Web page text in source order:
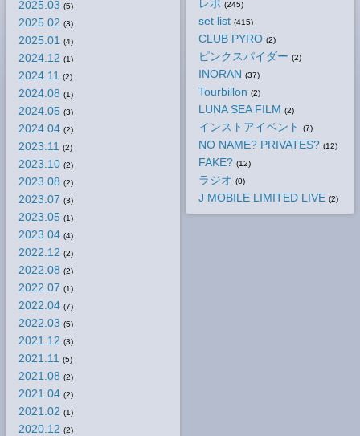
2025.03 (5)
2025.02 (3)
2025.01 (4)
2024.12 (1)
2024.11 (2)
2024.08 (1)
2024.05 (3)
2024.04 (2)
2023.11 (2)
2023.10 (2)
2023.08 (2)
2023.07 (3)
2023.05 (1)
2023.04 (4)
2022.12 (2)
2022.08 (2)
2022.07 (1)
2022.04 (7)
2022.03 (5)
2021.12 (3)
2021.11 (5)
2021.08 (2)
2021.04 (2)
2021.02 (1)
2020.12 (2)
レポ (245)
set list (415)
CLUB PYRO (2)
ピンクスパイダー (2)
INORAN (37)
Tourbillon (2)
LUNA SEA FILM (2)
インストアイベント (7)
NO NAME? PRIVATES? (12)
FAKE? (12)
ラジオ (0)
J MOBILE LIMITED LIVE (2)